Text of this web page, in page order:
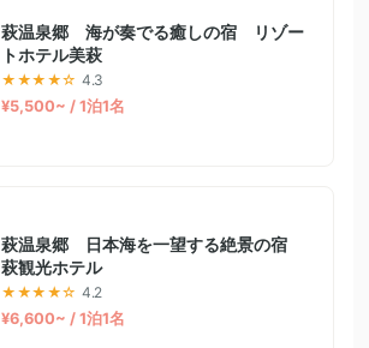
萩温泉郷 海が奏でる癒しの宿 リゾー
トホテル美萩
★★★★☆ 4.3
¥5,500~ / 1泊1名
萩温泉郷 日本海を一望する絶景の宿
萩観光ホテル
★★★★☆ 4.2
¥6,600~ / 1泊1名